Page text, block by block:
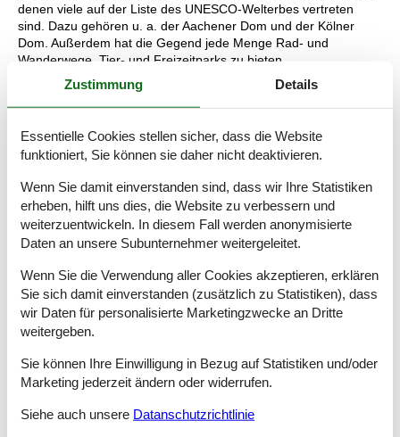
denen viele auf der Liste des UNESCO-Welterbes vertreten
sind. Dazu gehören u. a. der Aachener Dom und der Kölner
Dom. Außerdem hat die Gegend jede Menge Rad- und
Wanderwege, Tier- und Freizeitparks zu bieten.
In Nordrhein-Westfalen gibt es reichlich kulturelle
Sehenswürdigkeiten und eine fantastische Natur. Große
70 Badeseen - unterwegs auf Ihren Radtouren bieten sich Ihnen
also jede Menge schöne Eindrücke. Nehmen Sie die Familie mit
und im Wasser erwarten, und zum Heimat-Tierpark Olderdissen,
wo sage und schreibe 90 Tierarten in ihrer natürlichen
Umgebung leben. In Oberhausen befindet sich das
familienfreundliche Aquarium Sea Life. Hier können Sie Haie,
1,5 Mio. Litern Wasser gefüllte Tropenbecken durch den
gläsernen Boden des Bootes beobachten. Der Aachener Dom
ist das allererste Kulturdenkmal, das 1978 in die Liste des
UNESCO-Welterbes aufgenommen wurde. Seitdem ist u. a. der
Kölner Dom hinzugekommen.
Falls Aktivurlaub ganz oben auf Ihrer Liste steht, dann sollten
Sie Ihre Fahrräder mit nach Nordrhein-Westfalen nehmen, wo
es in der Region Niederrhein sage und schreibe 2000 km
asphaltierte Radwege gibt. Unterwegs durch die hübsche
Zustimmung Details
Essentielle Cookies stellen sicher, dass die Website
funktioniert, Sie können sie daher nicht deaktivieren.
Wenn Sie damit einverstanden sind, dass wir Ihre Statistiken
erheben, hilft uns dies, die Website zu verbessern und
weiterzuentwickeln. In diesem Fall werden anonymisierte
Daten an unsere Subunternehmer weitergeleitet.
Wenn Sie die Verwendung aller Cookies akzeptieren, erklären
Sie sich damit einverstanden (zusätzlich zu Statistiken), dass
wir Daten für personalisierte Marketingzwecke an Dritte
weitergeben.
Sie können Ihre Einwilligung in Bezug auf Statistiken und/oder
Marketing jederzeit ändern oder widerrufen.
Siehe auch unsere Datanschutzrichtlinie